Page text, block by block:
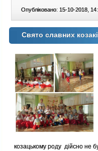
Опубліковано: 15-10-2018,
Свято славних
козацькому роду дійсно не